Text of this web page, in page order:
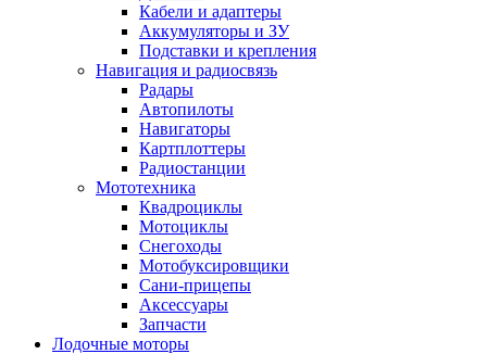
Кабели и адаптеры
Аккумуляторы и ЗУ
Подставки и крепления
Навигация и радиосвязь
Радары
Автопилоты
Навигаторы
Картплоттеры
Радиостанции
Мототехника
Квадроциклы
Мотоциклы
Снегоходы
Мотобуксировщики
Сани-прицепы
Аксессуары
Запчасти
Лодочные моторы